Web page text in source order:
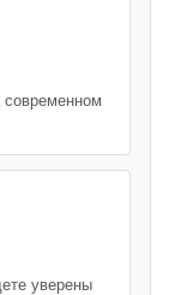
современном
уверены